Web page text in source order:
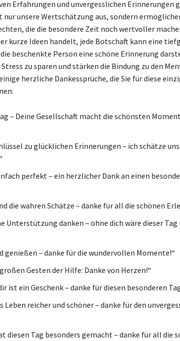
Erfahrungen und unvergesslichen Erinnerungen
nur unsere Wertschätzung aus, sondern
die die besondere Zeit noch wertvoller
kurze Ideen handelt, jede Botschaft kann eine
beschenkte Person eine schöne Erinnerung
zu sparen und stärken die Bindung zu den
herzliche Dankessprüche, die Sie für diese
– Deine Gesellschaft macht die schönsten
zu glücklichen Erinnerungen – ich schätze
perfekt – ein herzlicher Dank an einen
die wahren Schätze – danke für all die schönen
Unterstützung danken – ohne dich wäre dieser
genießen – danke für die wundervollen Momente!“
Gesten der Hilfe: Danke von Herzen!“
ist ein Geschenk – danke für diesen besonderen
Leben reicher und schöner – danke für den
diesen Tag besonders gemacht – danke für all die